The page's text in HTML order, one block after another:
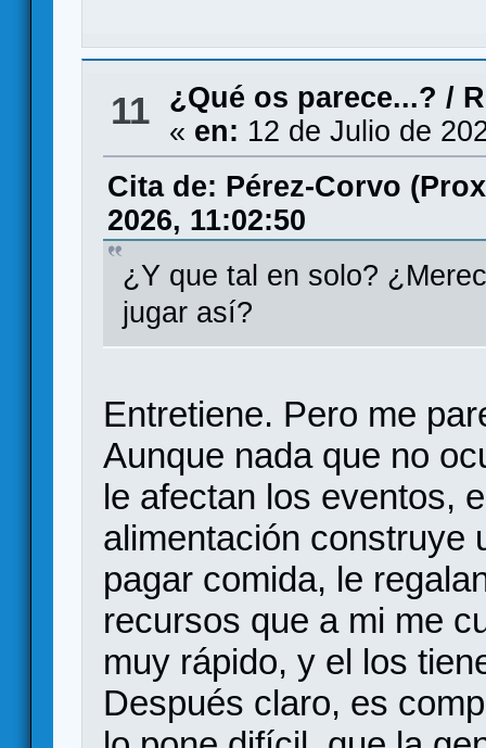
11 ¿Qué os parece...? /
« en: 12 de Julio de
Cita de: Pérez-Corvo
2026, 11:02:50
¿Y que tal en solo?
jugar así?
Entretiene. Pero me
Aunque nada que no
le afectan los eventos,
alimentación construye
pagar comida, le
recursos que a mi me
muy rápido, y el los
Después claro, es